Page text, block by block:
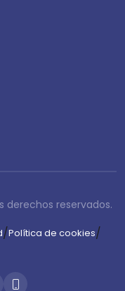
derechos reservados.
/Política de cookies/